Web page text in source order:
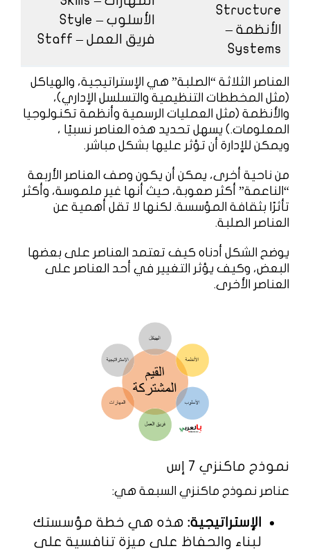
Structure
الأنظمة –
Systems
الأسلوب – Style
فريق العمل – Staff
العناصر الثلاثة “الصلبة” هي الإستراتيجية، والهياكل
(مثل المخططات التنظيمية والتسلسل الإداري)،
والأنظمة (مثل العمليات الرسمية وأنظمة تكنولوجيا
المعلومات.) يسهل تحديد هذه العناصر نسبيًا ،
ويمكن للإدارة أن تؤثر عليها بشكل مباشر.
من ناحية أخرى، يمكن أن يكون وصف العناصر الأربعة
“الناعمة” أكثر صعوبة، حيث أنها غير ملموسة، وأكثر
تأثرًا بثقافة المؤسسة. لكنها لا تقل أهمية عن
العناصر الصلبة.
يوضح الشكل أدناه كيف تعتمد العناصر على بعضها
البعض، وكيف يؤثر التغيير في أحد العناصر على
العناصر الأخرى.
نموذج ماكنزي 7 إس
عناصر نموذج ماكنزي السبعة هي:
الإستراتيجية: هذه هي خطة مؤسستك
لبناء والحفاظ على ميزة تنافسية على